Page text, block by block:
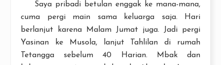
Saya pribadi betulan enggak ke mana-mana,
cuma pergi main sama keluarga saja. Hari
berlanjut karena Malam Jumat juga. Jadi pergi
Yasinan ke Musola, lanjut Tahlilan di rumah
Tetangga sebelum 40 Harian. Mbak dan